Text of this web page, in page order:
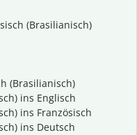
(Brasilianisch)
(Brasilianisch)
ins Englisch
ins Französisch
ins Deutsch